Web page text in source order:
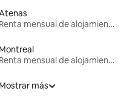
Renta mensual de alojamientos
Montreal
Renta mensual de alojamientos
Mostrar más